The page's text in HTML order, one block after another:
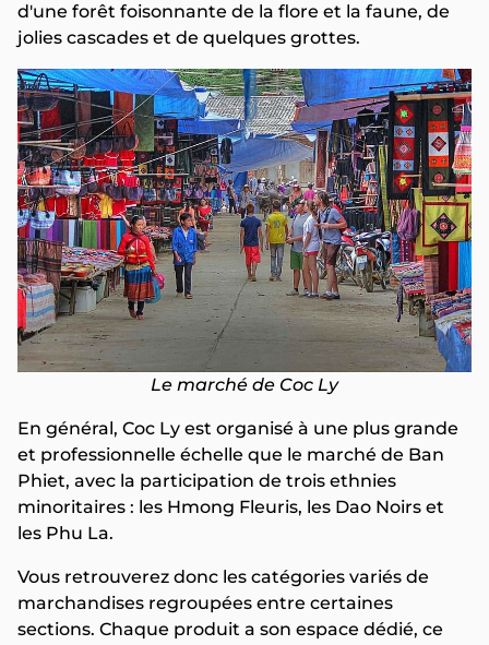
d'une forêt foisonnante de la flore et la faune, de
jolies cascades et de quelques grottes.
Le marché de Coc Ly
En général, Coc Ly est organisé à une plus grande
et professionnelle échelle que le marché de Ban
Phiet, avec la participation de trois ethnies
minoritaires : les Hmong Fleuris, les Dao Noirs et
les Phu La.
Vous retrouverez donc les catégories variés de
marchandises regroupées entre certaines
sections. Chaque produit a son espace dédié, ce